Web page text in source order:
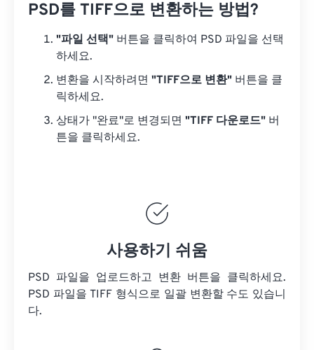
PSD를 TIFF으로 변환하는 방법?
"파일 선택" 버튼을 클릭하여 PSD 파일을 선택
하세요.
변환을 시작하려면 "TIFF으로 변환" 버튼을 클
릭하세요.
상태가 "완료"로 변경되면 "TIFF 다운로드" 버
튼을 클릭하세요.
사용하기 쉬움
PSD 파일을 업로드하고 변환 버튼을 클릭하세요.
PSD 파일을 TIFF 형식으로 일괄 변환할 수도 있습니
다.